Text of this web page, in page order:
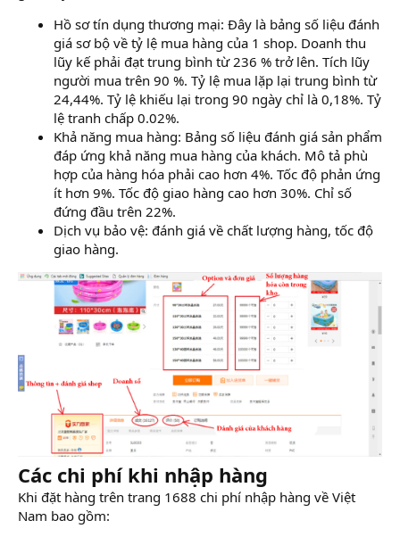
Hồ sơ tín dụng thương mại: Đây là bảng số liệu đánh
giá sơ bộ về tỷ lệ mua hàng của 1 shop. Doanh thu
lũy kế phải đạt trung bình từ 236 % trở lên. Tích lũy
người mua trên 90 %. Tỷ lệ mua lặp lại trung bình từ
24,44%. Tỷ lệ khiếu lại trong 90 ngày chỉ là 0,18%. Tỷ
lệ tranh chấp 0.02%.
Khả năng mua hàng: Bảng số liệu đánh giá sản phẩm
đáp ứng khả năng mua hàng của khách. Mô tả phù
hợp của hàng hóa phải cao hơn 4%. Tốc độ phản ứng
ít hơn 9%. Tốc độ giao hàng cao hơn 30%. Chỉ số
đứng đầu trên 22%.
Dịch vụ bảo vệ: đánh giá về chất lượng hàng, tốc độ
giao hàng.
Các chi phí khi nhập hàng
Khi đặt hàng trên trang 1688 chi phí nhập hàng về Việt
Nam bao gồm: